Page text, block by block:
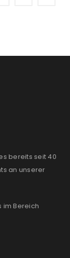
bereits seit 40
an unserer
im Bereich